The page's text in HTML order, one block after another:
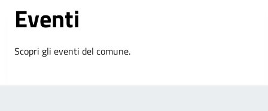
Eventi
Scopri gli eventi del comune.